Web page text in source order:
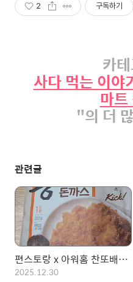
2 구독하기
카
사다 먹는 이야
마트
"의 더
관련글
편스토랑 x 아워홈 찬또배기 대단한왕돈까스
2025.12.30